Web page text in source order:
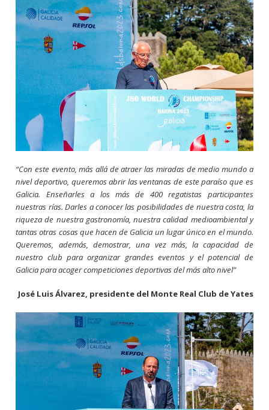
“Con este evento, más allá de atraer las miradas de medio mundo a
nivel deportivo, queremos abrir las ventanas de este paraíso que es
Galicia. Enseñarles a los más de 400 regatistas participantes
nuestras rías. Darles a conocer las posibilidades de nuestra costa, la
riqueza de nuestra gastronomía, nuestra calidad medioambiental y
tantas otras cosas que hacen de Galicia un lugar único en el mundo.
Queremos, además, demostrar, una vez más, la capacidad de
nuestro club para organizar grandes eventos y el potencial de
Galicia para acoger competiciones deportivas del más alto nivel”
José Luis Álvarez, presidente del Monte Real Club de Yates